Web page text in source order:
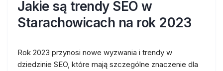
Jakie są trendy SEO w
Starachowicach na rok 2023
Rok 2023 przynosi nowe wyzwania i trendy w
dziedzinie SEO, które mają szczególne znaczenie dla